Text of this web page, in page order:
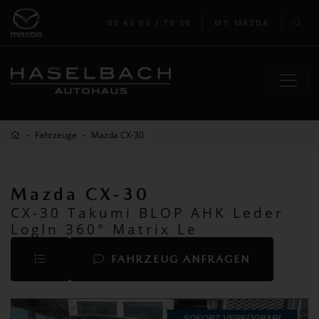
03 42 02 / 70 20 MY MAZDA
Fahrzeuge Mazda CX-30
Mazda CX-30
CX-30 Takumi BLOP AHK Leder
LogIn 360° Matrix Le
FAHRZEUG ANFRAGEN